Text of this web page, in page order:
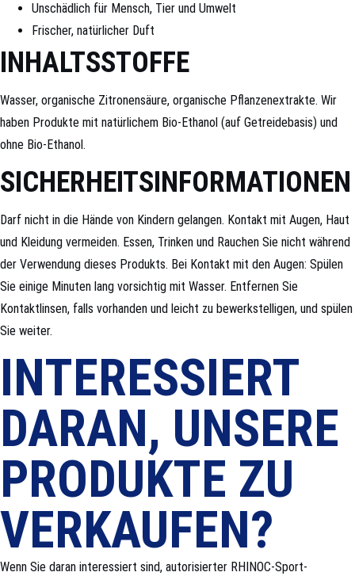
Unschädlich für Mensch, Tier und Umwelt
Frischer, natürlicher Duft
INHALTSSTOFFE
Wasser, organische Zitronensäure, organische Pflanzenextrakte. Wir
haben Produkte mit natürlichem Bio-Ethanol (auf Getreidebasis) und
ohne Bio-Ethanol.
SICHERHEITSINFORMATIONEN
Darf nicht in die Hände von Kindern gelangen. Kontakt mit Augen, Haut
und Kleidung vermeiden. Essen, Trinken und Rauchen Sie nicht während
der Verwendung dieses Produkts. Bei Kontakt mit den Augen: Spülen
Sie einige Minuten lang vorsichtig mit Wasser. Entfernen Sie
Kontaktlinsen, falls vorhanden und leicht zu bewerkstelligen, und spülen
Sie weiter.
INTERESSIERT
DARAN, UNSERE
PRODUKTE ZU
VERKAUFEN?
Wenn Sie daran interessiert sind, autorisierter RHINOC-Sport-